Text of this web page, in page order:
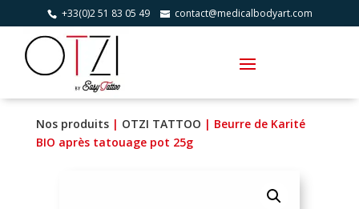
+33(0)2 51 83 05 49 contact@medicalbodyart.com
Nos produits| OTZI TATTOO | Beurre de Karité
BIO après tatouage pot 25g